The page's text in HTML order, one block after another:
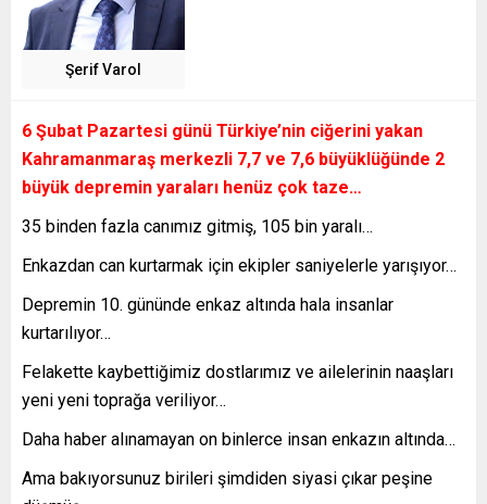
Şerif Varol
6 Şubat Pazartesi günü Türkiye’nin ciğerini yakan
Kahramanmaraş merkezli 7,7 ve 7,6 büyüklüğünde 2
büyük depremin yaraları henüz çok taze…
35 binden fazla canımız gitmiş, 105 bin yaralı…
Enkazdan can kurtarmak için ekipler saniyelerle yarışıyor…
Depremin 10. gününde enkaz altında hala insanlar
kurtarılıyor…
Felakette kaybettiğimiz dostlarımız ve ailelerinin naaşları
yeni yeni toprağa veriliyor…
Daha haber alınamayan on binlerce insan enkazın altında…
Ama bakıyorsunuz birileri şimdiden siyasi çıkar peşine